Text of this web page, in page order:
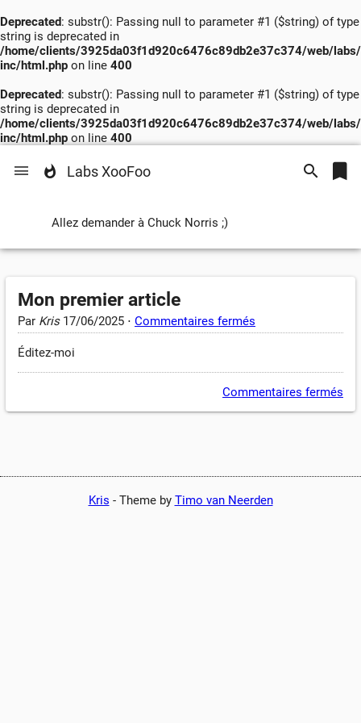
Deprecated: substr(): Passing null to parameter #1 ($string) of type
string is deprecated in
/home/clients/3925da03f1d920c6476c89db2e37c374/web/labs/
inc/html.php on line 400
Deprecated: substr(): Passing null to parameter #1 ($string) of type
string is deprecated in
/home/clients/3925da03f1d920c6476c89db2e37c374/web/labs/
inc/html.php on line 400
Labs XooFoo
Allez demander à Chuck Norris ;)
Mon premier article
Par Kris 17/06/2025 ⋅ Commentaires fermés
Éditez-moi
Commentaires fermés
Kris - Theme by Timo van Neerden